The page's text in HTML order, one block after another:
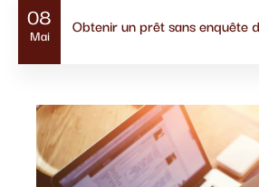
08
Mai Obtenir un prêt sans enquête